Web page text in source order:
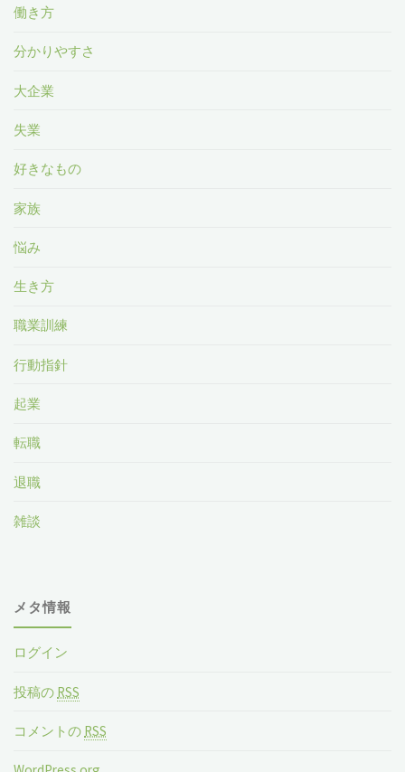
働き方
分かりやすさ
大企業
失業
好きなもの
家族
悩み
生き方
職業訓練
行動指針
起業
転職
退職
雑談
メタ情報
ログイン
投稿の RSS
コメントの RSS